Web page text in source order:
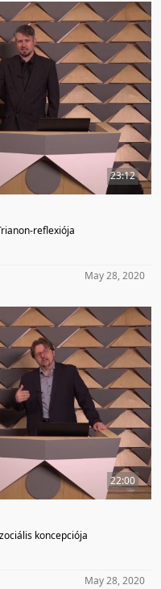
23:12
reflexiója
May 28, 2020
22:00
koncepciója
May 28, 2020